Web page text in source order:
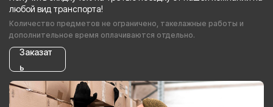
любой вид транспорта!
Количество предметов не ограничено, такелажные работы и
дополнительное время оплачиваются отдельно.
Заказат
ь